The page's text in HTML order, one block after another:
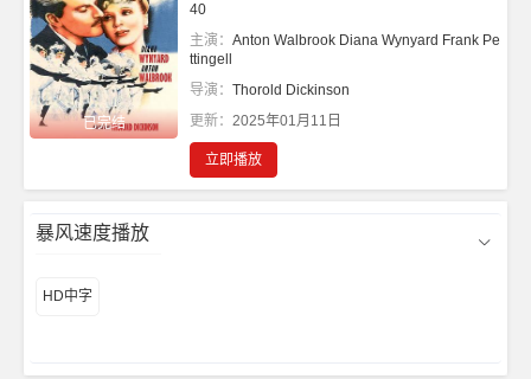
已完结
40
主演： Anton Walbrook Diana Wynyard Frank Pe
ttingell
导演： Thorold Dickinson
更新： 2025年01月11日
立即播放
暴风速度播放
HD中字